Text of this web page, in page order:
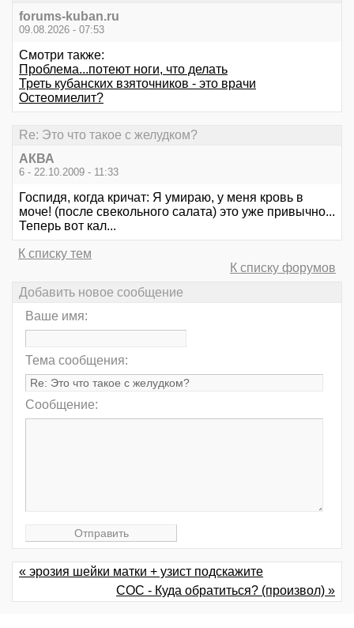
forums-kuban.ru
09.08.2026 - 07:53
Смотри также:
Проблема...потеют ноги, что делать
Треть кубанских взяточников - это врачи
Остеомиелит?
Re: Это что такое с желудком?
АКВА
6 - 22.10.2009 - 11:33
Госпидя, когда кричат: Я умираю, у меня кровь в
моче! (после свекольного салата) это уже привычно...
Теперь вот кал...
К списку тем
К списку форумов
Добавить новое сообщение
Ваше имя:
Тема сообщения:
Сообщение:
« эрозия шейки матки + узист подскажите
СОС - Куда обратиться? (произвол) »